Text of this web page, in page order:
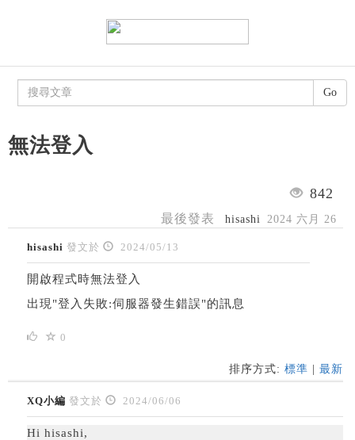
無法登入
842
最後發表 hisashi 2024 六月 26
hisashi 發文於 2024/05/13
開啟程式時無法登入
出現"登入失敗:伺服器發生錯誤"的訊息
0
排序方式: 標準 最新
XQ小編 發文於 2024/06/06
Hi hisashi,
Go